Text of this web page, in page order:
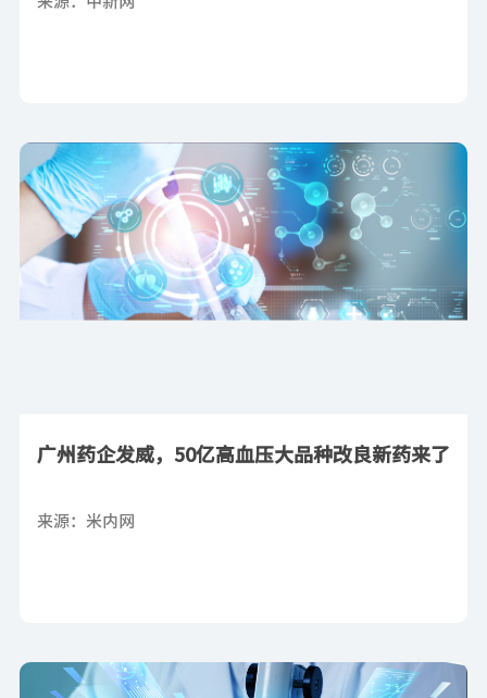
广州药企发威，50亿高血压大品种改良新药来了
来源：米内网